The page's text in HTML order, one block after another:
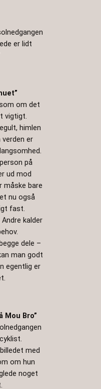
er lidt
om det
vigtigt.
himlen
verden er
på
ud mod
måske bare
nu også
fast.
kalder
dele –
man godt
egentlig er
Mou Bro”
med
om hun
noget